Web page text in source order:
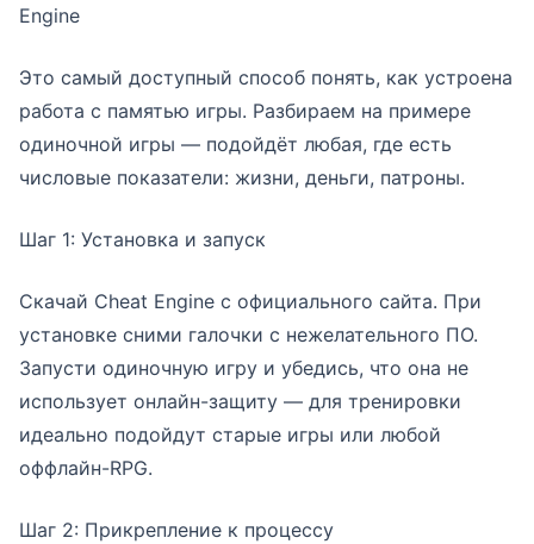
Engine
Это самый доступный способ понять, как устроена
работа с памятью игры. Разбираем на примере
одиночной игры — подойдёт любая, где есть
числовые показатели: жизни, деньги, патроны.
Шаг 1: Установка и запуск
Скачай Cheat Engine с официального сайта. При
установке сними галочки с нежелательного ПО.
Запусти одиночную игру и убедись, что она не
использует онлайн-защиту — для тренировки
идеально подойдут старые игры или любой
оффлайн-RPG.
Шаг 2: Прикрепление к процессу